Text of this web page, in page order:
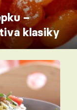
–
klasiky